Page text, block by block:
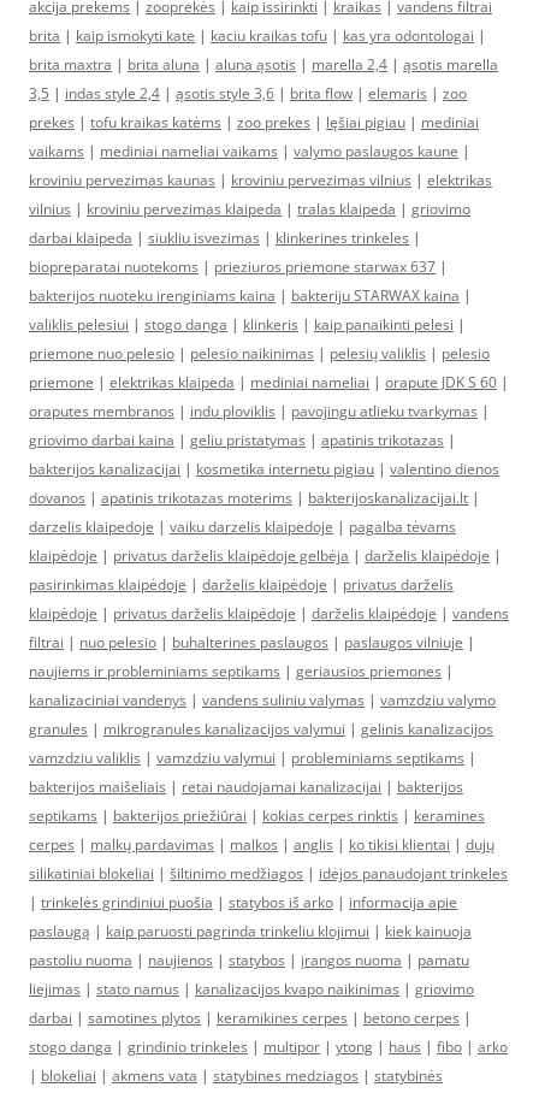
akcija prekems | zooprekės | kaip issirinkti | kraikas | vandens filtrai
brita | kaip ismokyti kate | kaciu kraikas tofu | kas yra odontologai |
brita maxtra | brita aluna | aluna ąsotis | marella 2,4 | ąsotis marella
3,5 | indas style 2,4 | ąsotis style 3,6 | brita flow | elemaris | zoo
prekes | tofu kraikas katėms | zoo prekes | lęšiai pigiau | mediniai
vaikams | mediniai nameliai vaikams | valymo paslaugos kaune |
kroviniu pervezimas kaunas | kroviniu pervezimas vilnius | elektrikas
vilnius | kroviniu pervezimas klaipeda | tralas klaipeda | griovimo
darbai klaipeda | siukliu isvezimas | klinkerines trinkeles |
biopreparatai nuotekoms | prieziuros priemone starwax 637 |
bakterijos nuoteku irenginiams kaina | bakteriju STARWAX kaina |
valiklis pelesiui | stogo danga | klinkeris | kaip panaikinti pelesi |
priemone nuo pelesio | pelesio naikinimas | pelesių valiklis | pelesio
priemone | elektrikas klaipeda | mediniai nameliai | orapute JDK S 60 |
oraputes membranos | indu ploviklis | pavojingu atlieku tvarkymas |
griovimo darbai kaina | geliu pristatymas | apatinis trikotazas |
bakterijos kanalizacijai | kosmetika internetu pigiau | valentino dienos
dovanos | apatinis trikotazas moterims | bakterijoskanalizacijai.lt |
darzelis klaipedoje | vaiku darzelis klaipedoje | pagalba tėvams
klaipėdoje | privatus darželis klaipėdoje gelbėja | darželis klaipėdoje |
pasirinkimas klaipėdoje | darželis klaipėdoje | privatus darželis
klaipėdoje | privatus darželis klaipėdoje | darželis klaipėdoje | vandens
filtrai | nuo pelesio | buhalterines paslaugos | paslaugos vilniuje |
naujiems ir probleminiams septikams | geriausios priemones |
kanalizaciniai vandenys | vandens suliniu valymas | vamzdziu valymo
granules | mikrogranules kanalizacijos valymui | gelinis kanalizacijos
vamzdziu valiklis | vamzdziu valymui | probleminiams septikams |
bakterijos maišeliais | retai naudojamai kanalizacijai | bakterijos
septikams | bakterijos priežiūrai | kokias cerpes rinktis | keramines
cerpes | malkų pardavimas | malkos | anglis | ko tikisi klientai | dujų
silikatiniai blokeliai | šiltinimo medžiagos | idėjos panaudojant trinkeles
| trinkelės grindiniui puošia | statybos iš arko | informacija apie
paslaugą | kaip paruosti pagrinda trinkeliu klojimui | kiek kainuoja
pastoliu nuoma | naujienos | statybos | įrangos nuoma | pamatu
liejimas | stato namus | kanalizacijos kvapo naikinimas | griovimo
darbai | samotines plytos | keramikines cerpes | betono cerpes |
stogo danga | grindinio trinkeles | multipor | ytong | haus | fibo | arko
| blokeliai | akmens vata | statybines medziagos | statybinės